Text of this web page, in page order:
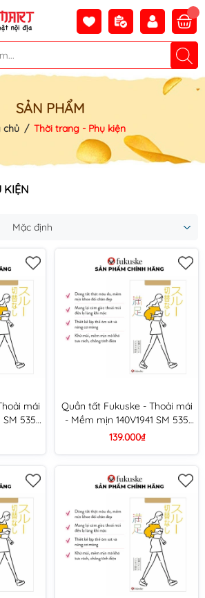
SẢN PHẨM
chủ / Thời trang - Phụ kiện
KIỆN
Mặc định
mái
SM 535
Đen)
Quần tất Fukuske - Thoải mái
- Mềm mịn 140V1941 SM 535
(Có móc) (Size M-L, 200 Nâu
139.000₫